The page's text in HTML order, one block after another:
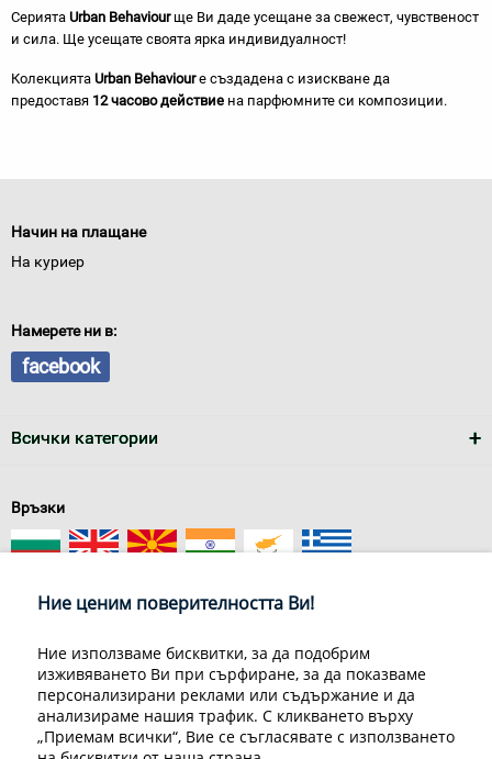
Серията Urban Behaviourще Ви даде усещане за свежест, чувственост
и сила. Ще усещате своята ярка индивидуалност!
Колекцията Urban Behaviourе създадена с изискване да
предоставя 12 часово действие на парфюмните си композиции.
Начин на плащане
На куриер
Намерете ни в:
facebook
Всички категории
Връзки
За нас
Условия за доставка
Конфиденциалност на информацията
Общи условия
Декларация за личните данни
Често задавани въпроси
Ние ценим поверителността Ви!
Ние използваме бисквитки, за да подобрим
изживяването Ви при сърфиране, за да показваме
персонализирани реклами или съдържание и да
анализираме нашия трафик. С кликването върху
„Приемам всички“, Вие се съгласявате с използването